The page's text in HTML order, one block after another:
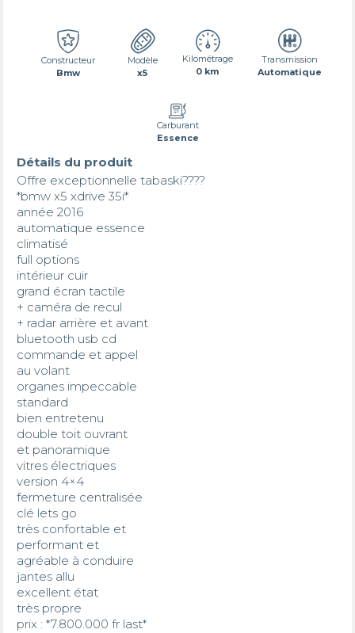
Constructeur
Bmw
Modèle
x5
Kilométrage
0 km
Transmission
Automatique
Carburant
Essence
Détails du produit
Offre exceptionnelle tabaski????
*bmw x5 xdrive 35i*
année 2016
automatique essence
climatisé
full options
intérieur cuir
grand écran tactile
+ caméra de recul
+ radar arrière et avant
bluetooth usb cd
commande et appel
au volant
organes impeccable
standard
bien entretenu
double toit ouvrant
et panoramique
vitres électriques
version 4×4
fermeture centralisée
clé lets go
très confortable et
performant et
agréable à conduire
jantes allu
excellent état
très propre
prix : *7.800.000 fr last*